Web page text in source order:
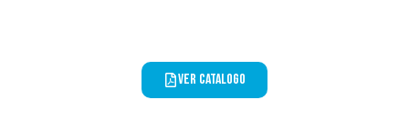
ver catalogo